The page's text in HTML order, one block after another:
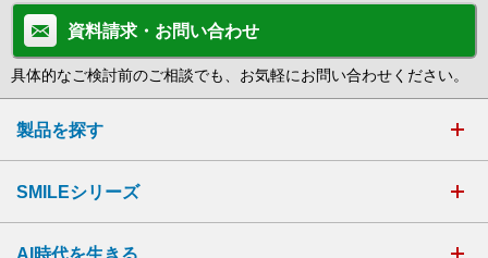
資料請求・お問い合わせ
具体的なご検討前のご相談でも、お気軽にお問い合わせください。
製品を探す
SMILEシリーズ